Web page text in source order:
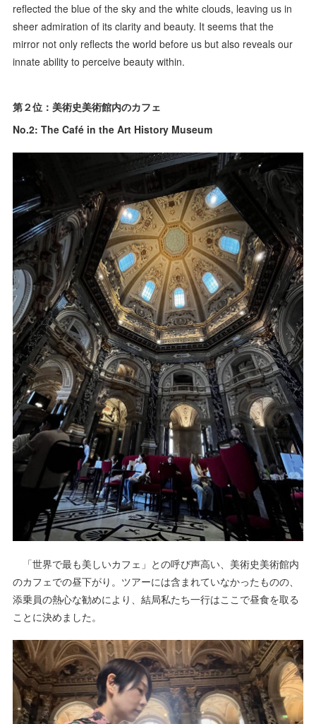
reflected the blue of the sky and the white clouds, leaving us in
sheer admiration of its clarity and beauty. It seems that the
mirror not only reflects the world before us but also reveals our
innate ability to perceive beauty within.
第２位：美術史美術館内のカフェ
No.2: The Café in the Art History Museum
「世界で最も美しいカフェ」との呼び声高い、美術史美術館内
のカフェでの昼下がり。ツアーには含まれていなかったものの、
添乗員の熱心な勧めにより、結局私たち一行はここで昼食を取る
ことに決めました。